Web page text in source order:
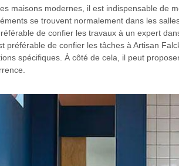
maisons modernes, il est indispensable de
se trouvent normalement dans les
de confier les travaux à un expert
préférable de confier les tâches à Artisan
spécifiques. À côté de cela, il peut